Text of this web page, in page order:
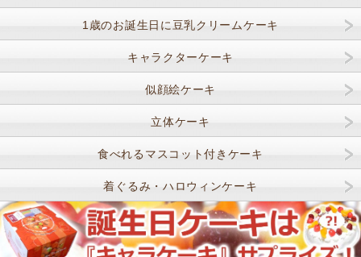
1歳のお誕生日に豆乳クリームケーキ
キャラクターケーキ
似顔絵ケーキ
立体ケーキ
食べれるマスコット付きケーキ
着ぐるみ・ハロウィンケーキ